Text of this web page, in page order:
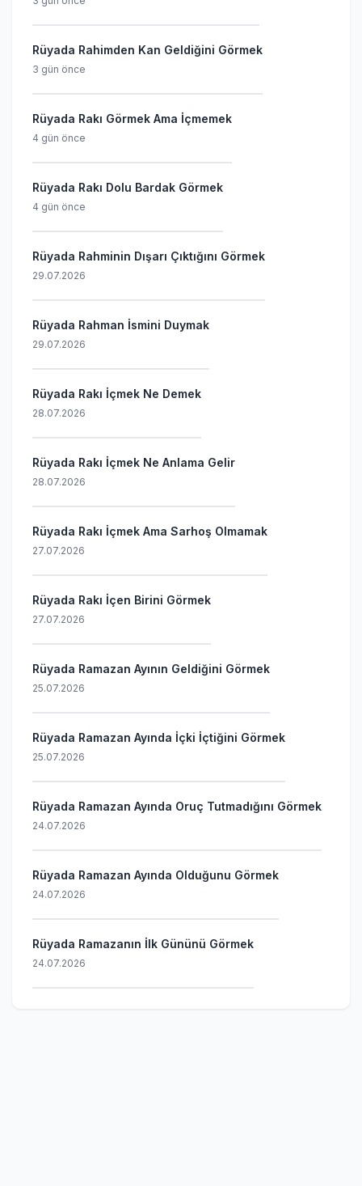
Rüyada Rahimden Kan Geldiğini Görmek
3 gün önce
Rüyada Rakı Görmek Ama İçmemek
4 gün önce
Rüyada Rakı Dolu Bardak Görmek
4 gün önce
Rüyada Rahminin Dışarı Çıktığını Görmek
29.07.2026
Rüyada Rahman İsmini Duymak
29.07.2026
Rüyada Rakı İçmek Ne Demek
28.07.2026
Rüyada Rakı İçmek Ne Anlama Gelir
28.07.2026
Rüyada Rakı İçmek Ama Sarhoş Olmamak
27.07.2026
Rüyada Rakı İçen Birini Görmek
27.07.2026
Rüyada Ramazan Ayının Geldiğini Görmek
25.07.2026
Rüyada Ramazan Ayında İçki İçtiğini Görmek
25.07.2026
Rüyada Ramazan Ayında Oruç Tutmadığını Görmek
24.07.2026
Rüyada Ramazan Ayında Olduğunu Görmek
24.07.2026
Rüyada Ramazanın İlk Gününü Görmek
24.07.2026